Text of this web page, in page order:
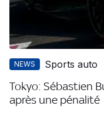
NEWS Sports auto
Tokyo: Sébastien
après une pénalité